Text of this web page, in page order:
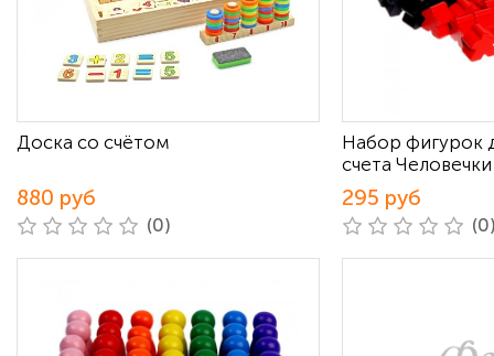
Доска со счётом
880 руб
(0)
Набор фигурок
счета
295 руб